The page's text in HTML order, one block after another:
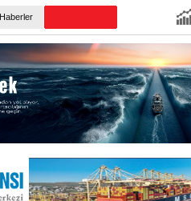
Haberler